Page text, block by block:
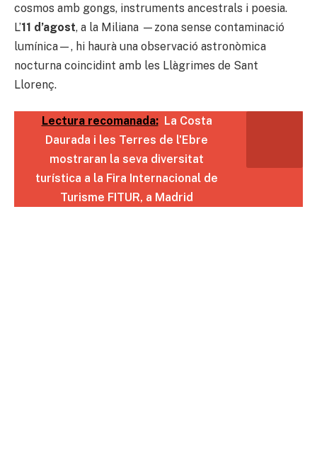
cosmos amb gongs, instruments ancestrals i poesia.
L’11 d’agost, a la Miliana —zona sense contaminació
lumínica—, hi haurà una observació astronòmica
nocturna coincidint amb les Llàgrimes de Sant
Llorenç.
Lectura recomanada:
La Costa
Daurada i les Terres de l'Ebre
mostraran la seva diversitat
turística a la Fira Internacional de
Turisme FITUR, a Madrid